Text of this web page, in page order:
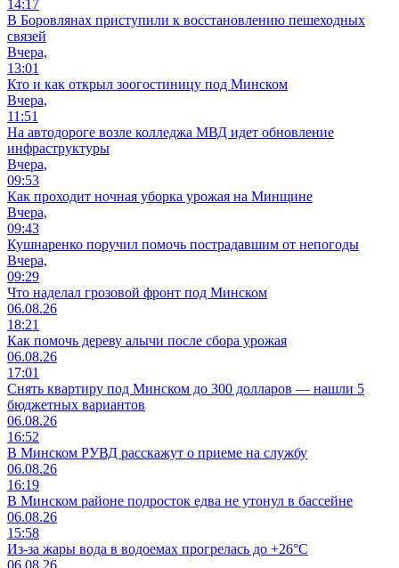
14:17
В Боровлянах приступили к восстановлению пешеходных
связей
Вчера,
13:01
Кто и как открыл зоогостиницу под Минском
Вчера,
11:51
На автодороге возле колледжа МВД идет обновление
инфраструктуры
Вчера,
09:53
Как проходит ночная уборка урожая на Минщине
Вчера,
09:43
Кушнаренко поручил помочь пострадавшим от непогоды
Вчера,
09:29
Что наделал грозовой фронт под Минском
06.08.26
18:21
Как помочь дереву алычи после сбора урожая
06.08.26
17:01
Снять квартиру под Минском до 300 долларов — нашли 5
бюджетных вариантов
06.08.26
16:52
В Минском РУВД расскажут о приеме на службу
06.08.26
16:19
В Минском районе подросток едва не утонул в бассейне
06.08.26
15:58
Из-за жары вода в водоемах прогрелась до +26°C
06.08.26